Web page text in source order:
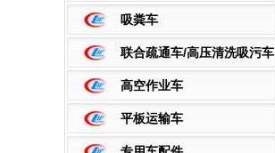
吸粪车
联合疏通车/高压清洗吸污车
高空作业车
平板运输车